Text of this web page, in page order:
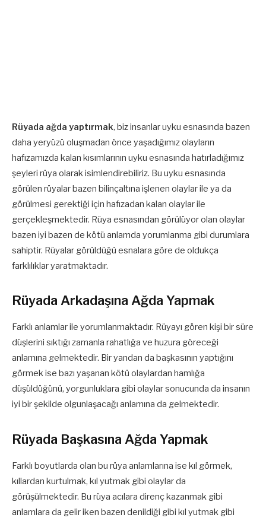
Rüyada ağda yaptırmak, biz insanlar uyku esnasında bazen
daha yeryüzü oluşmadan önce yaşadığımız olayların
hafızamızda kalan kısımlarının uyku esnasında hatırladığımız
şeyleri rüya olarak isimlendirebiliriz. Bu uyku esnasında
görülen rüyalar bazen bilinçaltına işlenen olaylar ile ya da
görülmesi gerektiği için hafızadan kalan olaylar ile
gerçekleşmektedir. Rüya esnasından görülüyor olan olaylar
bazen iyi bazen de kötü anlamda yorumlanma gibi durumlara
sahiptir. Rüyalar görüldüğü esnalara göre de oldukça
farklılıklar yaratmaktadır.
Rüyada Arkadaşına Ağda Yapmak
Farklı anlamlar ile yorumlanmaktadır. Rüyayı gören kişi bir süre
düşlerini sıktığı zamanla rahatlığa ve huzura göreceği
anlamına gelmektedir. Bir yandan da başkasının yaptığını
görmek ise bazı yaşanan kötü olaylardan hamlığa
düşüldüğünü, yorgunluklara gibi olaylar sonucunda da insanın
iyi bir şekilde olgunlaşacağı anlamına da gelmektedir.
Rüyada Başkasına Ağda Yapmak
Farklı boyutlarda olan bu rüya anlamlarına ise kıl görmek,
kıllardan kurtulmak, kıl yutmak gibi olaylar da
görüşülmektedir. Bu rüya acılara direnç kazanmak gibi
anlamlara da gelir iken bazen denildiği gibi kıl yutmak gibi